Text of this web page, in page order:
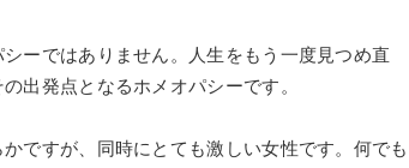
ーではありません。人生をもう一度見つめ直
出発点となるホメオパシーです。
ですが、同時にとても激しい女性です。何でも